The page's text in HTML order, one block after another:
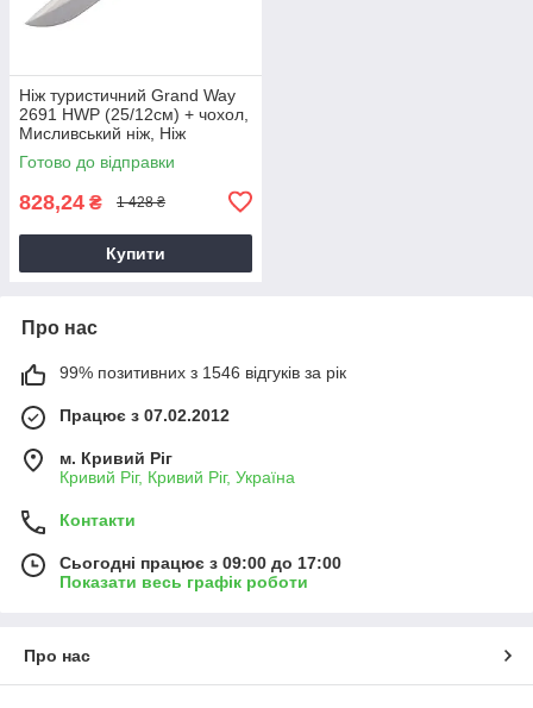
Ніж туристичний Grand Way
2691 HWP (25/12см) + чохол,
Мисливський ніж, Ніж
нескладний, Туристичний ніж
Готово до відправки
828,24 ₴ 1 428 ₴
Купити
Про нас
99% позитивних з 1546 відгуків за рік
Працює з 07.02.2012
м. Кривий Ріг
Кривий Ріг, Кривий Ріг, Україна
Контакти
Сьогодні працює з 09:00 до 17:00
Показати весь графік роботи
Про нас